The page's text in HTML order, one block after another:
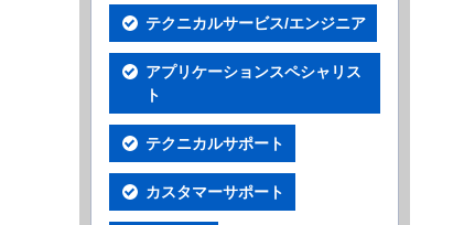
テクニカルサービス/エンジニア
アプリケーションスペシャリス
ト
テクニカルサポート
カスタマーサポート